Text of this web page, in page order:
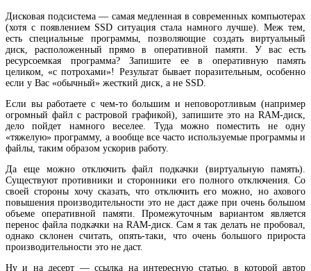
Дисковая подсистема — самая медленная в современных компьютерах
(хотя с появлением SSD ситуация стала намного лучше). Меж тем,
есть специальные программы, позволяющие создать виртуальный
диск, расположенный прямо в оперативной памяти. У вас есть
ресурсоемкая программа? Запишите ее в оперативную память
целиком, «с потрохами»! Результат бывает поразительным, особенно
если у Вас «обычный» жесткий диск, а не SSD.
Если вы работаете с чем-то большим и неповоротливым (например
огромный файл с растровой графикой), запишите это на RAM-диск,
дело пойдет намного веселее. Туда можно поместить не одну
«тяжелую» программу, а вообще все часто используемые программы и
файлы, таким образом ускорив работу.
Да еще можно отключить файл подкачки (виртуальную память).
Существуют противники и сторонники его полного отключения. Со
своей стороны хочу сказать, что отключить его можно, но ахового
повышения производительности это не даст даже при очень большом
объеме оперативной памяти. Промежуточным вариантом является
перенос файла подкачки на RAM-диск. Сам я так делать не пробовал,
однако склонен считать, опять-таки, что очень большого прироста
производительности это не даст.
Ну и на десерт — ссылка на интересную статью, в которой автор